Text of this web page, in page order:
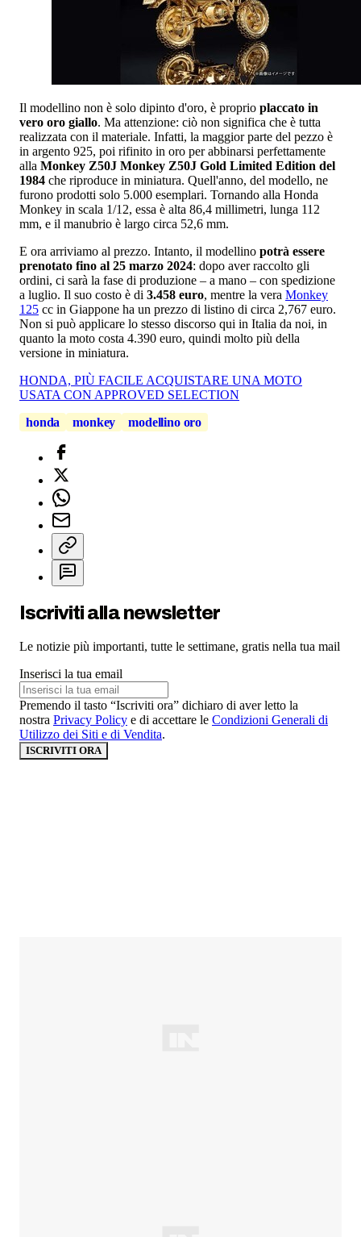
Il modellino non è solo dipinto d'oro, è proprio placcato in
vero oro giallo. Ma attenzione: ciò non significa che è tutta
realizzata con il materiale. Infatti, la maggior parte del pezzo è
in argento 925, poi rifinito in oro per abbinarsi perfettamente
alla Monkey Z50J Monkey Z50J Gold Limited Edition del
1984 che riproduce in miniatura. Quell'anno, del modello, ne
furono prodotti solo 5.000 esemplari. Tornando alla Honda
Monkey in scala 1/12, essa è alta 86,4 millimetri, lunga 112
mm, e il manubrio è largo circa 52,6 mm.
E ora arriviamo al prezzo. Intanto, il modellino potrà essere
prenotato fino al 25 marzo 2024: dopo aver raccolto gli
ordini, ci sarà la fase di produzione – a mano – con spedizione
a luglio. Il suo costo è di 3.458 euro, mentre la vera Monkey
125 cc in Giappone ha un prezzo di listino di circa 2,767 euro.
Non si può applicare lo stesso discorso qui in Italia da noi, in
quanto la moto costa 4.390 euro, quindi molto più della
versione in miniatura.
HONDA, PIÙ FACILE ACQUISTARE UNA MOTO
USATA CON APPROVED SELECTION
honda
monkey modellino oro
Iscriviti alla newsletter
Le notizie più importanti, tutte le settimane, gratis nella tua mail
Inserisci la tua email
Premendo il tasto “Iscriviti ora” dichiaro di aver letto la
nostra Privacy Policy e di accettare le Condizioni Generali di
Utilizzo dei Siti e di Vendita.
ISCRIVITI ORA